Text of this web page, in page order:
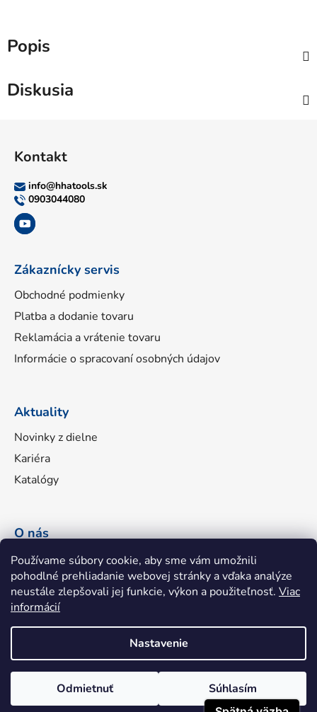
Používame súbory cookie, aby sme vám umožnili
pohodlné prehliadanie webovej stránky a vďaka analýze
neustále zlepšovali jej funkcie, výkon a použiteľnosť. Viac
informácií
Nastavenie
Odmietnuť Súhlasím
Popis
Diskusia
Kontakt
info@hhatools.sk
0903044080
Zákaznícky servis
Obchodné podmienky
Platba a dodanie tovaru
Reklamácia a vrátenie tovaru
Informácie o spracovaní osobných údajov
Aktuality
Novinky z dielne
Kariéra
Katalógy
O nás
Náš príbeh
Portfólio značiek
Fakturačné údaje
mime digital
Copyright 2026hhatools.sk. Všetky práva vyhradené.